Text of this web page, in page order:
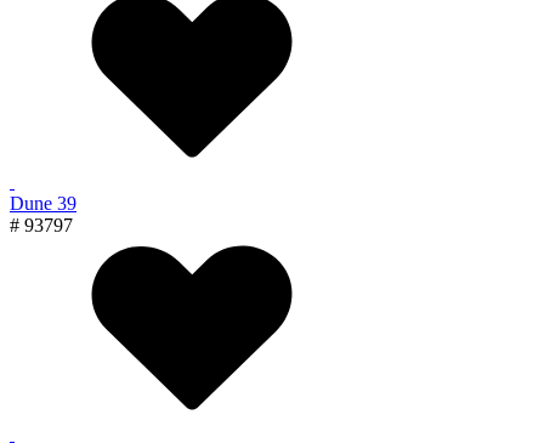
Dune 39
# 93797